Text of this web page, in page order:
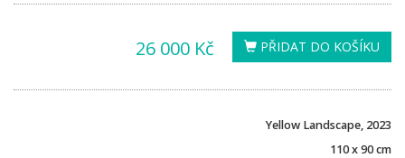
PŘIDAT DO KOŠÍKU
26 000 Kč
Yellow Landscape, 2023
110 x 90 cm